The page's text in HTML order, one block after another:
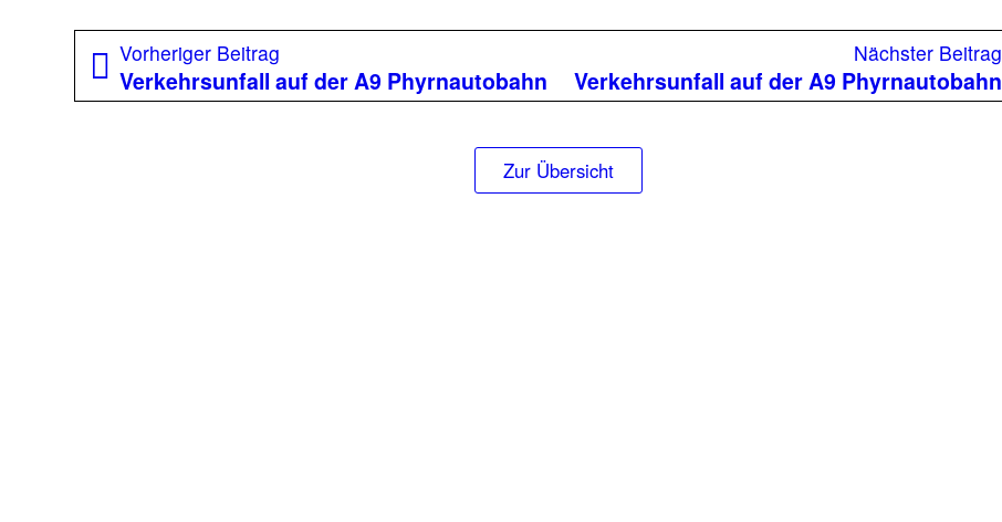
Beitragsnavigation
Vorheriger Beitrag
Beitrag:
Verkehrsunfall auf der A9 Phyrnautobahn
Nächster Beitrag
Verkehrsunfall auf der A9 Phyrnautobahn
Zur Übersicht